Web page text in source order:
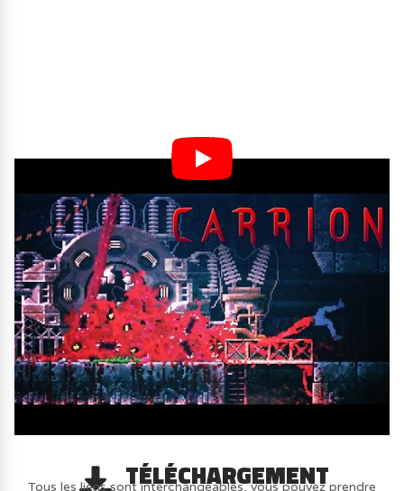
TÉLÉCHARGEMENT
Tous les liens sont interchangeables, vous pouvez prendre